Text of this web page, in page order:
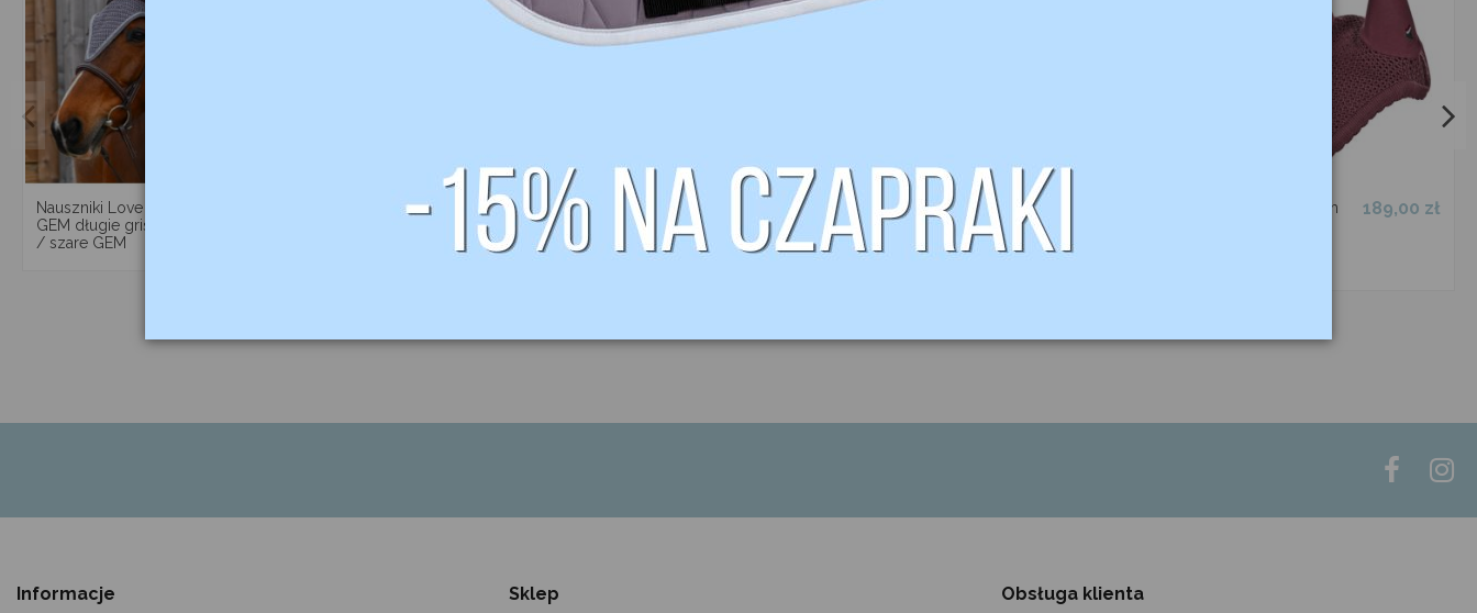
Nauszniki Love
GEM długie gris
/ szare GEM
289,00 zł
Nauszniki Love
GEM długie
marine / granat
329,00 zł
Nauszniki Love
GEM gris /
szare GEM
289,00 zł
Nauszniki
Master TORPOL
Nauszniki Kim
189,00 zł
Informacje Sklep Obsługa klienta